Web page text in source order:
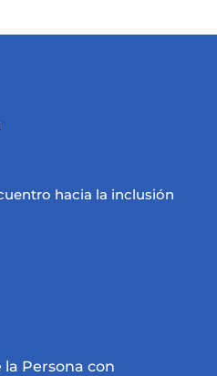
hacia la inclusión
Persona con